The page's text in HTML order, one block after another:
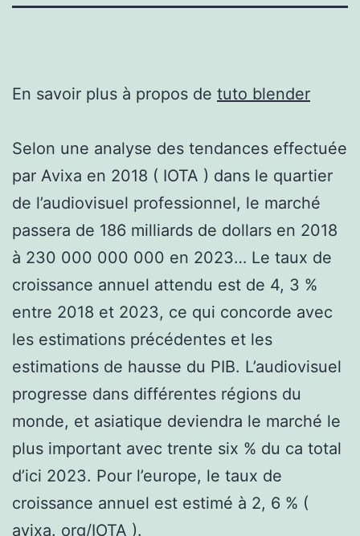
En savoir plus à propos de tuto blender
Selon une analyse des tendances effectuée
par Avixa en 2018 ( IOTA ) dans le quartier
de l’audiovisuel professionnel, le marché
passera de 186 milliards de dollars en 2018
à 230 000 000 000 en 2023… Le taux de
croissance annuel attendu est de 4, 3 %
entre 2018 et 2023, ce qui concorde avec
les estimations précédentes et les
estimations de hausse du PIB. L’audiovisuel
progresse dans différentes régions du
monde, et asiatique deviendra le marché le
plus important avec trente six % du ca total
d’ici 2023. Pour l’europe, le taux de
croissance annuel est estimé à 2, 6 % (
avixa. org/IOTA ).